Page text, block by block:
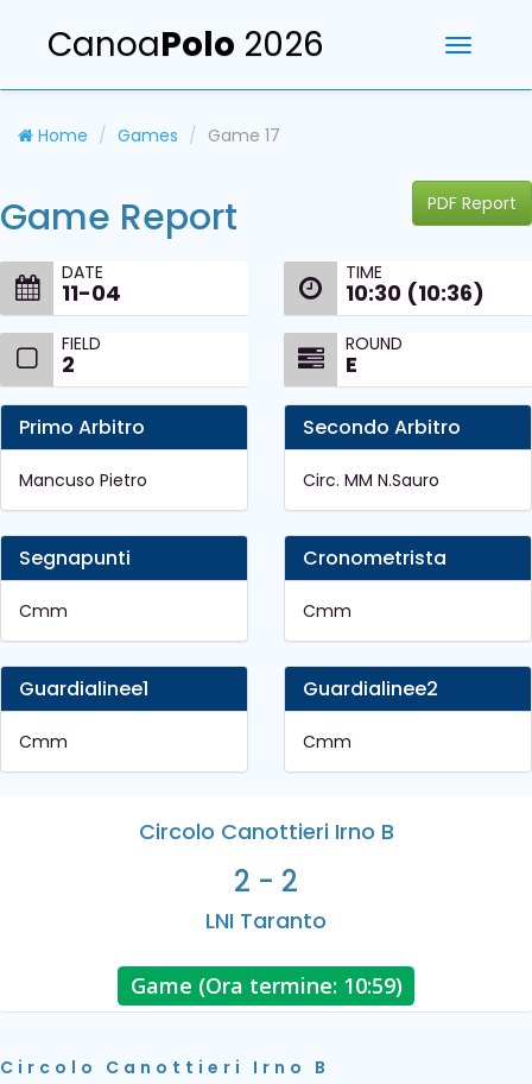
Toggle
CanoaPolo 2026
Home Games Game 17
PDF Report
Game Report
DATE
11-04
TIME
10:30 (10:36)
FIELD
2
ROUND
E
Primo Arbitro
Mancuso Pietro
Secondo Arbitro
Circ. MM N.Sauro
Segnapunti
Cmm
Cronometrista
Cmm
Guardialinee1
Cmm
Guardialinee2
Cmm
Circolo Canottieri Irno B
2 - 2
LNI Taranto
Game (Ora termine: 10:59)
Circolo Canottieri Irno B